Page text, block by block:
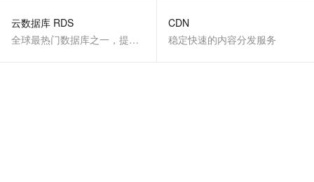
云数据库 RDS
全球最热门数据库之一，提供全托管的稳定服务
CDN
稳定快速的内容分发服务